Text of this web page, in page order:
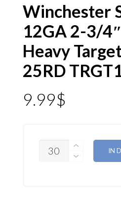
Winchester
12GA 2-3/
Heavy
25RD
9.99$
IN